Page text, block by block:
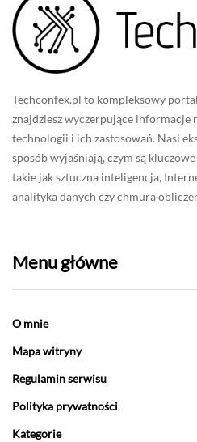
Techconfex.pl to kompleksowy
znajdziesz wyczerpujące informacje
technologii i ich zastosowań. Nasi
sposób wyjaśniają, czym są
takie jak sztuczna inteligencja,
analityka danych czy chmura
Menu główne
O mnie
Mapa witryny
Regulamin serwisu
Polityka prywatności
Kategorie